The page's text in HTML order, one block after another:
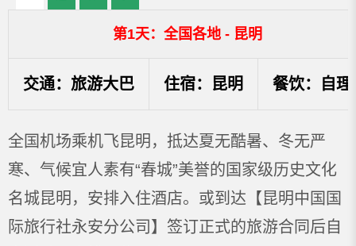
第1天：全国各地 - 昆明
交通：旅游大巴 住宿：昆明 餐饮：自理
全国机场乘机飞昆明，抵达夏无酷暑、冬无严
寒、气候宜人素有“春城”美誉的国家级历史文化
名城昆明，安排入住酒店。或到达【昆明中国国
际旅行社永安分公司】签订正式的旅游合同后自